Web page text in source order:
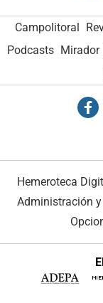
Campolitoral
Podcasts Mirador
Hemeroteca
Administración